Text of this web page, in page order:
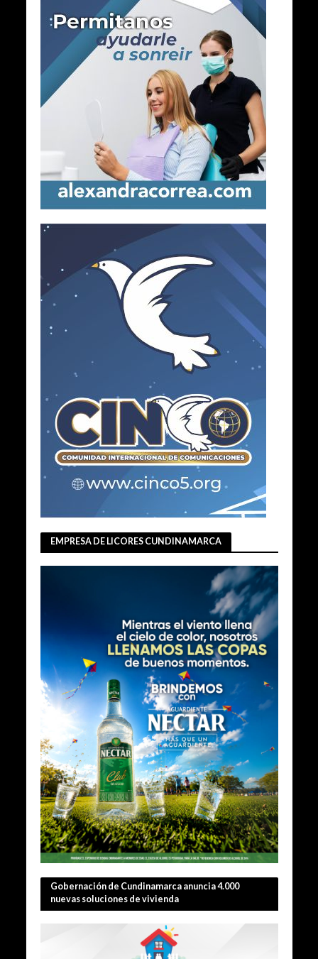
EMPRESA DE LICORES CUNDINAMARCA
Gobernación de Cundinamarca anuncia 4.000
nuevas soluciones de vivienda